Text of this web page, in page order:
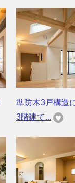
準防木3戸構造
3階建て...